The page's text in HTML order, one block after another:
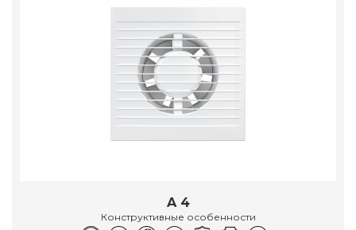
A 4
Конструктивные особенности